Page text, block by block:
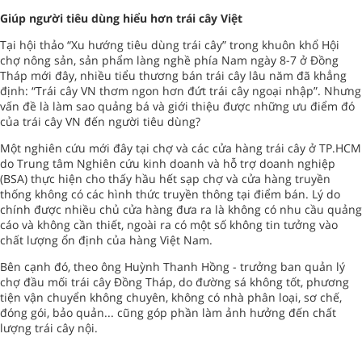
Giúp người tiêu dùng hiểu hơn trái cây Việt
Tại hội thảo “Xu hướng tiêu dùng trái cây” trong khuôn khổ Hội
chợ nông sản, sản phẩm làng nghề phía Nam ngày 8-7 ở Đồng
Tháp mới đây, nhiều tiểu thương bán trái cây lâu năm đã khẳng
định: “Trái cây VN thơm ngon hơn đứt trái cây ngoại nhập”. Nhưng
vấn đề là làm sao quảng bá và giới thiệu được những ưu điểm đó
của trái cây VN đến người tiêu dùng?
Một nghiên cứu mới đây tại chợ và các cửa hàng trái cây ở TP.HCM
do Trung tâm Nghiên cứu kinh doanh và hỗ trợ doanh nghiệp
(BSA) thực hiện cho thấy hầu hết sạp chợ và cửa hàng truyền
thống không có các hình thức truyền thông tại điểm bán. Lý do
chính được nhiều chủ cửa hàng đưa ra là không có nhu cầu quảng
cáo và không cần thiết, ngoài ra có một số không tin tưởng vào
chất lượng ổn định của hàng Việt Nam.
Bên cạnh đó, theo ông Huỳnh Thanh Hồng - trưởng ban quản lý
chợ đầu mối trái cây Đồng Tháp, do đường sá không tốt, phương
tiện vận chuyển không chuyên, không có nhà phân loại, sơ chế,
đóng gói, bảo quản... cũng góp phần làm ảnh hưởng đến chất
lượng trái cây nội.